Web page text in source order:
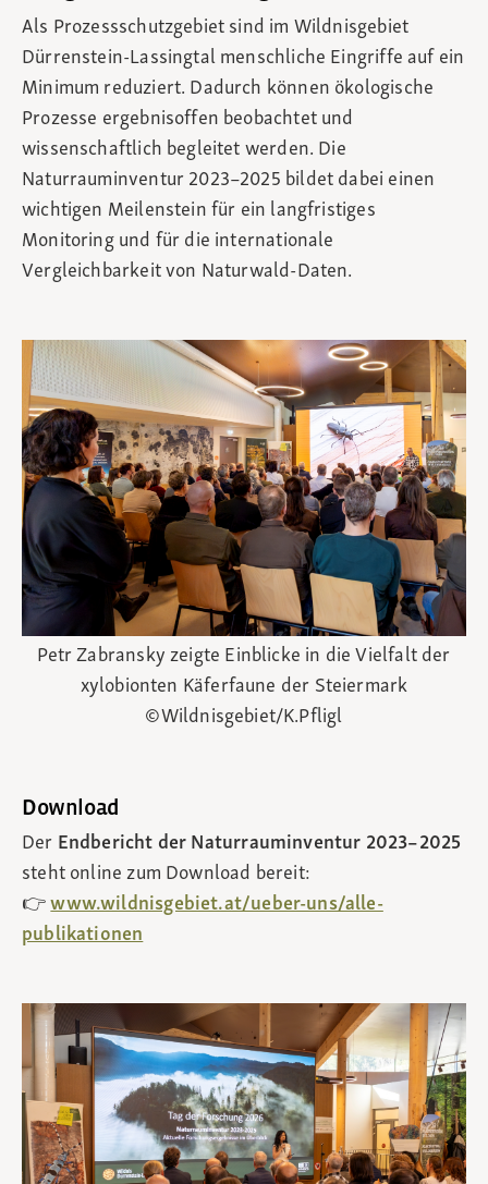
Als Prozessschutzgebiet sind im Wildnisgebiet
Dürrenstein‑Lassingtal menschliche Eingriffe auf ein
Minimum reduziert. Dadurch können ökologische
Prozesse ergebnisoffen beobachtet und
wissenschaftlich begleitet werden. Die
Naturrauminventur 2023–2025 bildet dabei einen
wichtigen Meilenstein für ein langfristiges
Monitoring und für die internationale
Vergleichbarkeit von Naturwald‑Daten.
Petr Zabransky zeigte Einblicke in die Vielfalt der
xylobionten Käferfaune der Steiermark
©Wildnisgebiet/K.Pfligl
Download
Der Endbericht der Naturrauminventur 2023–2025
steht online zum Download bereit:
👉www.wildnisgebiet.at/ueber-uns/alle-
publikationen